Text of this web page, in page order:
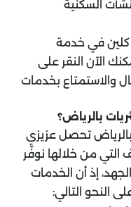
السكنية
في خدمة
الآن النقر على
والاستمتاع بخدمات
بالرياض؟
تحصل عزيزي
من خلالها نوفّر
إذ أن الخدمات
النحو التالي: